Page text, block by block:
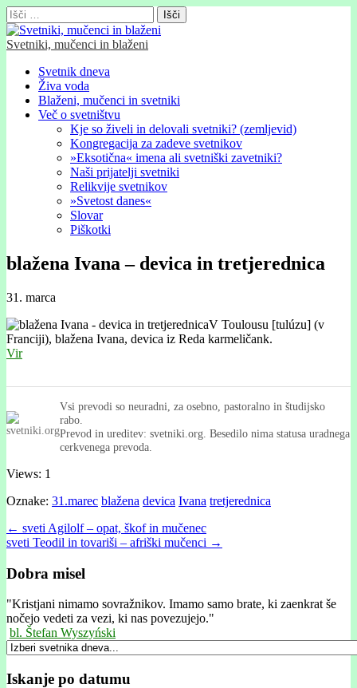
Išči:
Svetniki, mučenci in blaženi
Glavni
meni
Skip
content
Svetnik dneva
Živa voda
Blaženi, mučenci in svetniki
Več o svetništvu
Kje so živeli in delovali svetniki? (zemljevid)
Kongregacija za zadeve svetnikov
»Eksotična« imena ali svetniški zavetniki?
Naši prijatelji svetniki
Relikvije svetnikov
»Svetost danes«
Slovar
Piškotki
blažena Ivana – devica in tretjerednica
31. marca
V Toulousu [tulúzu] (v
Franciji), blažena Ivana, devica iz Reda karmeličank.
Vir
Vsi prevodi so neuradni, za osebno, pastoralno in študijsko
rabo.
Prevod in ureditev: svetniki.org. Besedilo nima statusa uradnega
cerkvenega prevoda.
Views: 1
Oznake: 31.marec blažena devica Ivana tretjerednica
Post
navigation
← sveti Agilolf – opat, škof in mučenec
sveti Teodil in tovariši – afriški mučenci →
Dobra misel
"Kristjani nimamo sovražnikov. Imamo samo brate, ki zaenkrat še
nočejo vedeti za vezi, ki nas povezujejo."
bl. Štefan Wyszyński
Iskanje po datumu